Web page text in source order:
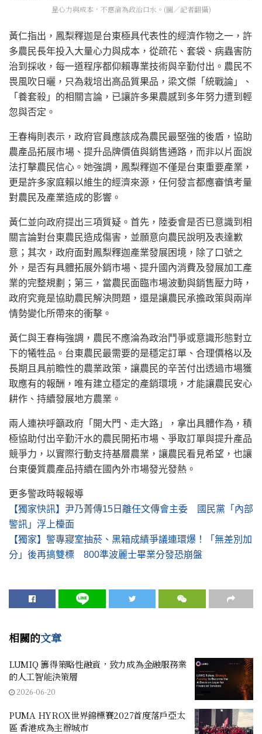
量心力與成本，不應淪為政治口水。(圖／記者翻攝)
黃仁指出，鳳梨釋迦是台東極具代表性的經濟作物之一，許
多農民長年投入大量心力與成本，從疏花、套袋、病蟲害防
治到採收，每一道程序都仰賴專業技術與辛勤付出。農民不
畏風吹日曬，只為栽培出高品質果品，梁文傑「統戰論」、
「養套殺」的相關言論，已讓許多果農感到多年努力遭到輕
忽與否定。
王春梅則表示，政府官員應該成為農民最堅強的後盾，協助
農產品拓展市場、提升品牌價值與銷售通路，而非以片面說
法打擊農民信心。她強調，鳳梨釋迦不僅是台東重要產業，
更是許多家庭賴以維生的經濟來源，任何發言都應審慎考量
對農民及產業造成的影響。
黃仁並向政府提出三項質疑。首先，陸委會是否已意識到相
關言論對台東農民造成傷害，並願意向農民說明及表達歉
意；其次，政府面對鳳梨釋迦產業發展困境，除了口號之
外，是否有具體拓展外銷市場、提升國內消費及發展加工產
業的完整規劃；第三，當農民面臨市場波動與銷售壓力時，
政府究竟是協助農民解決問題，還是讓農民承擔政策與兩岸
情勢變化所帶來的衝擊。
黃仁與王春梅強調，農民不應淪為政治鬥爭或意識形態對立
下的犧牲品。台東農民最需要的是穩定訂單、合理價格以及
長期且具前瞻性的農業政策，讓農民的辛苦付出透過市場獲
取應有的報酬，唯有建立穩定的產銷環境，才能讓農民安心
耕作、持續發展地方農業。
兩人連袂呼籲政府「開大門、走大路」，拿出具體作為，積
極協助付出辛勤汗水的農民開拓市場、爭取訂單與提升產品
競爭力，以實際行動支持基層農業，讓農民看見希望，也讓
台東優質農產品持續在國內外市場發光發熱。
更多警政時報報導
【獨家快訊】尹乃菁傳15日離任文傳會主委 國民黨「內部
警訊」浮上檯面
【獨家】警專寢室抽菸、黑箱成績爭議連環爆！「無差別加
分」後再搞雙標 800準波麗士畢業分發恐崩盤
相關的文章
LUMIQ 籌得策略性融資，致力成為金融服務業
的人工智能決策層
2026-06-20
PUMA HYROX世界錦標賽2027首度落戶亞太
區 香港成為主辦城市